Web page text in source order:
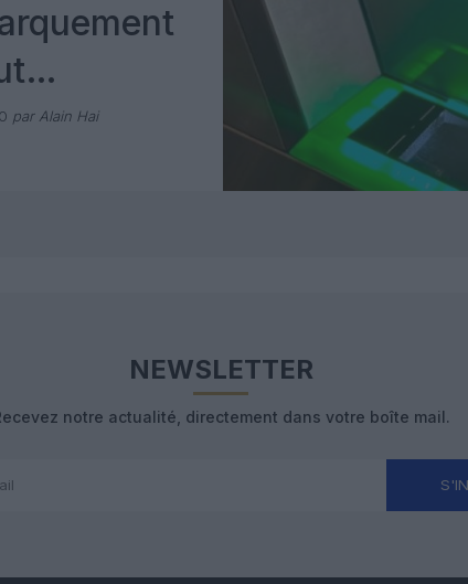
Pax
par Alain Hai
NEWSLETTER
notre actualité, directement dans votre boîte mail.